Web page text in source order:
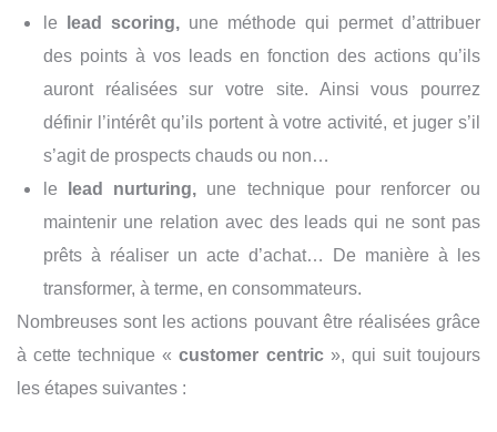
le
lead scoring, une méthode qui permet d’attribuer
des points à vos leads en fonction des actions qu’ils
auront réalisées sur votre site. Ainsi vous pourrez
définir l’intérêt qu’ils portent à votre activité, et juger s’il
s’agit de prospects chauds ou non…
le
lead nurturing, une technique pour renforcer ou
maintenir une relation avec des leads qui ne sont pas
prêts à réaliser un acte d’achat… De manière à les
transformer, à terme, en consommateurs.
Nombreuses sont les actions pouvant être réalisées grâce
à cette technique «customer centric», qui suit toujours
les étapes suivantes :